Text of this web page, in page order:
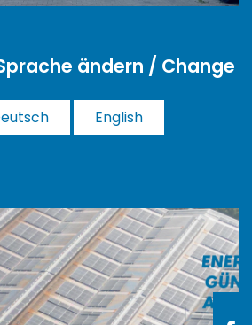
ändern / Change
English